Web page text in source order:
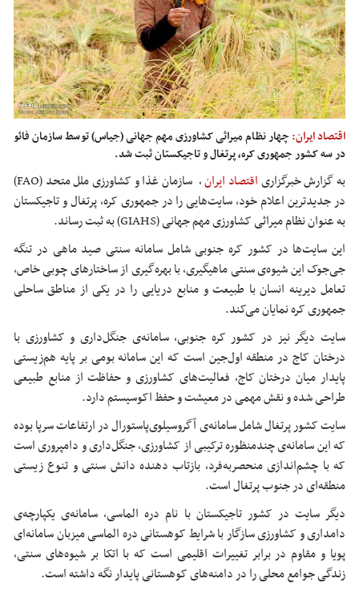
اقتصاد ایران:چهار نظام میراثی کشاورزی مهم جهانی (جیاس) توسط سازمان فائو
در سه کشور جمهوری کره، پرتغال و تاجیکستان ثبت شد.
به گزارش خبرگزاریاقتصاد ایران،
سازمان غذا و کشاورزی ملل متحد (FAO)
در جدیدترین اعلام خود، سایت‌هایی را در جمهوری کره، پرتغال و تاجیکستان
به عنوان نظام میراثی کشاورزی مهم جهانی (GIAHS) به ثبت رساند.
این سایت‌ها در کشور کره جنوبی شامل سامانه سنتی صید ماهی در تنگه
جی‌جوکاین شیوه‌ی سنتی ماهیگیری، با بهره‌گیری از ساختارهای چوبی خاص،
تعامل دیرینه انسان با طبیعت و منابع دریایی را در یکی از مناطق ساحلی
جمهوری کره نمایان می‌کند.
سایت دیگر نیز در کشور کره جنوبی، سامانه‌ی جنگل‌داری و کشاورزی با
درختان کاج در منطقه اول‌جین است که این سامانه بومی بر پایه هم‌زیستی
پایدار میان درختان کاج، فعالیت‌های کشاورزی و حفاظت از منابع طبیعی
طراحی شده و نقش مهمی در معیشت و حفظ اکوسیستم دارد.
سایت کشور پرتغال شامل سامانه‌یآگروسیلوی‌پاستورالدر ارتفاعات سرپا بوده
که این سامانه‌ی چندمنظوره ترکیبی از کشاورزی، جنگل‌داری و دامپروری است
که با چشم‌اندازی منحصربه‌فرد، بازتاب دهنده دانش سنتی و تنوع زیستی
منطقه‌ای در جنوب پرتغال است.
دیگر سایت در کشور تاجیکستان با نام دره الماسی، سامانه‌ی یکپارچه‌ی
دامداری و کشاورزی سازگار با شرایط کوهستانی دره الماسی میزبان سامانه‌ای
پویا و مقاوم در برابر تغییرات اقلیمی است که با اتکا بر شیوه‌های سنتی،
زندگی جوامع محلی را در دامنه‌های کوهستانی پایدار نگه داشته است.